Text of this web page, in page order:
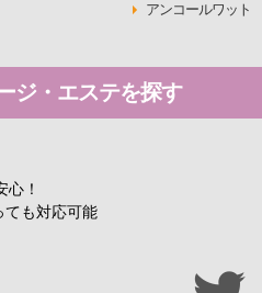
アンコールワット
ジ・エステを探す
心！
ても対応可能